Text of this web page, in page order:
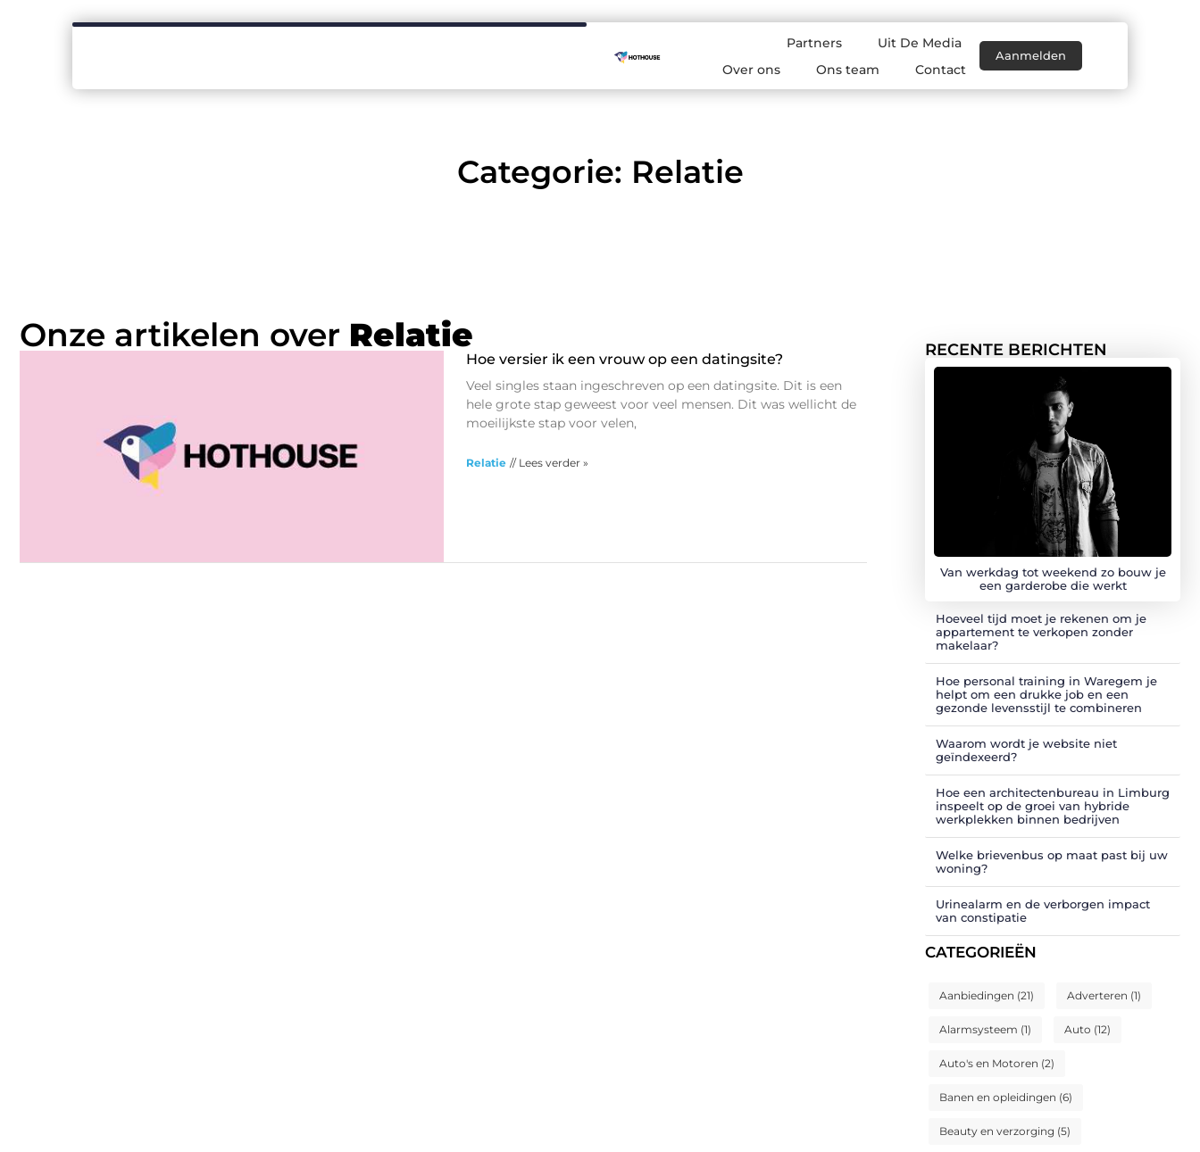
Partners
Uit De Media
Over ons
Ons team Contact
Aanmelden
Categorie: Relatie
Onze artikelen over Relatie
Hoe versier ik een vrouw op een datingsite?
Veel singles staan ingeschreven op een datingsite. Dit is een
hele grote stap geweest voor veel mensen. Dit was wellicht de
moeilijkste stap voor velen,
Relatie // Lees verder »
RECENTE BERICHTEN
Van werkdag tot weekend zo bouw je
een garderobe die werkt
Hoeveel tijd moet je rekenen om je
appartement te verkopen zonder
makelaar?
Hoe personal training in Waregem je
helpt om een drukke job en een
gezonde levensstijl te combineren
Waarom wordt je website niet
geïndexeerd?
Hoe een architectenbureau in Limburg
inspeelt op de groei van hybride
werkplekken binnen bedrijven
Welke brievenbus op maat past bij uw
woning?
Urinealarm en de verborgen impact
van constipatie
CATEGORIEËN
Aanbiedingen (21) Adverteren (1)
Alarmsysteem (1) Auto (12)
Auto's en Motoren (2)
Banen en opleidingen (6)
Beauty en verzorging (5)